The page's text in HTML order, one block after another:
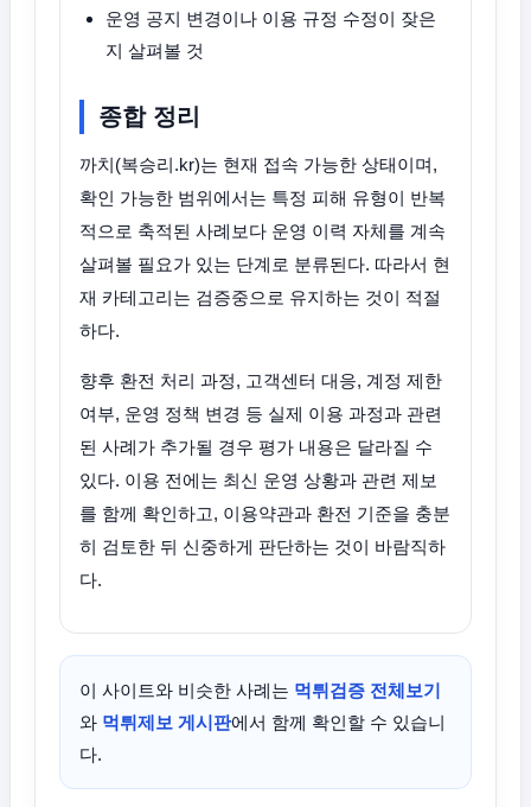
운영 공지 변경이나 이용 규정 수정이 잦은
지 살펴볼 것
종합 정리
까치(복승리.kr)는 현재 접속 가능한 상태이며,
확인 가능한 범위에서는 특정 피해 유형이 반복
적으로 축적된 사례보다 운영 이력 자체를 계속
살펴볼 필요가 있는 단계로 분류된다. 따라서 현
재 카테고리는 검증중으로 유지하는 것이 적절
하다.
향후 환전 처리 과정, 고객센터 대응, 계정 제한
여부, 운영 정책 변경 등 실제 이용 과정과 관련
된 사례가 추가될 경우 평가 내용은 달라질 수
있다. 이용 전에는 최신 운영 상황과 관련 제보
를 함께 확인하고, 이용약관과 환전 기준을 충분
히 검토한 뒤 신중하게 판단하는 것이 바람직하
다.
이 사이트와 비슷한 사례는 먹튀검증 전체보기
와 먹튀제보 게시판에서 함께 확인할 수 있습니
다.